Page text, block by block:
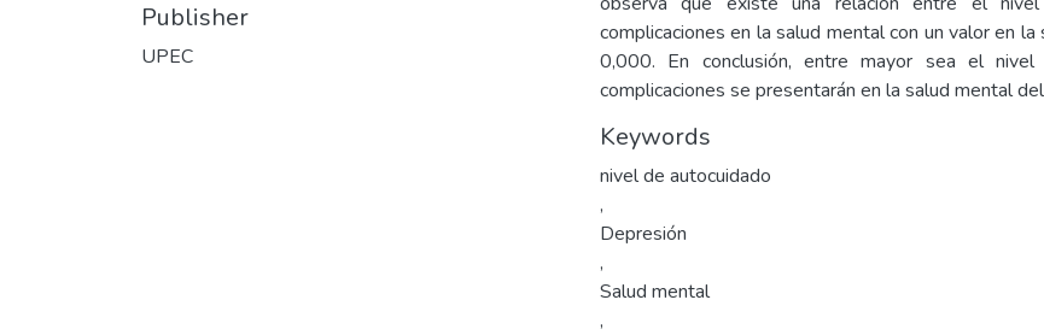
Publisher
UPEC
complicaciones en la salud mental con un valor en
0,000. En conclusión, entre mayor sea el nivel
complicaciones se presentarán en la salud mental
Keywords
nivel de autocuidado
,
Depresión
,
Salud mental
,